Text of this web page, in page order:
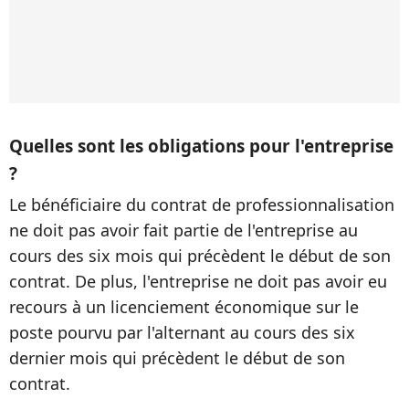
Quelles sont les obligations pour l'entreprise
?
Le bénéficiaire du contrat de professionnalisation
ne doit pas avoir fait partie de l'entreprise au
cours des six mois qui précèdent le début de son
contrat. De plus, l'entreprise ne doit pas avoir eu
recours à un licenciement économique sur le
poste pourvu par l'alternant au cours des six
dernier mois qui précèdent le début de son
contrat.